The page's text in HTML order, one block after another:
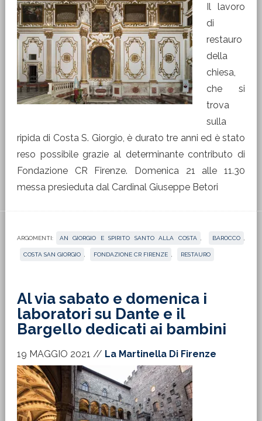
Il lavoro
di
restauro
della
chiesa,
che si
trova
sulla
ripida di Costa S. Giorgio, è durato tre anni ed è stato
reso possibile grazie al determinante contributo di
Fondazione CR Firenze. Domenica 21 alle 11.30
messa presieduta dal Cardinal Giuseppe Betori
ARGOMENTI: AN GIORGIO E SPIRITO SANTO ALLA COSTA BAROCCO
COSTA SAN GIORGIO FONDAZIONE CR FIRENZE RESTAURO
Al via sabato e domenica i
laboratori su Dante e il
Bargello dedicati ai bambini
19 MAGGIO 2021 // La Martinella Di Firenze